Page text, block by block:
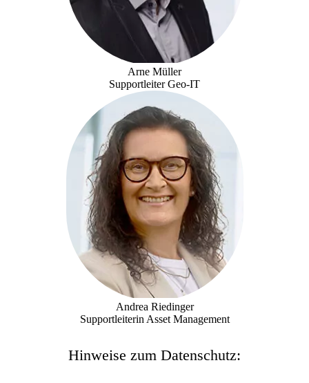
Arne Müller
Supportleiter Geo-IT
Andrea Riedinger
Supportleiterin Asset Management
Hinweise zum Datenschutz: